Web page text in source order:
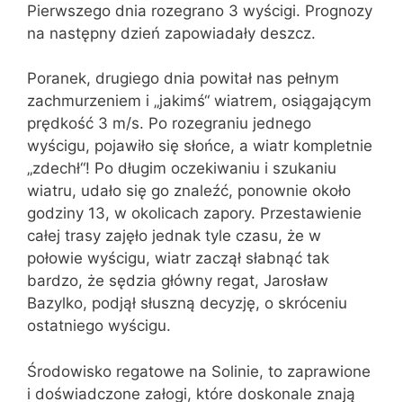
Pierwszego dnia rozegrano 3 wyścigi. Prognozy
na następny dzień zapowiadały deszcz.
Poranek, drugiego dnia powitał nas pełnym
zachmurzeniem i „jakimś“ wiatrem, osiągającym
prędkość 3 m/s. Po rozegraniu jednego
wyścigu, pojawiło się słońce, a wiatr kompletnie
„zdechł“! Po długim oczekiwaniu i szukaniu
wiatru, udało się go znaleźć, ponownie około
godziny 13, w okolicach zapory. Przestawienie
całej trasy zajęło jednak tyle czasu, że w
połowie wyścigu, wiatr zaczął słabnąć tak
bardzo, że sędzia główny regat, Jarosław
Bazylko, podjął słuszną decyzję, o skróceniu
ostatniego wyścigu.
Środowisko regatowe na Solinie, to zaprawione
i doświadczone załogi, które doskonale znają